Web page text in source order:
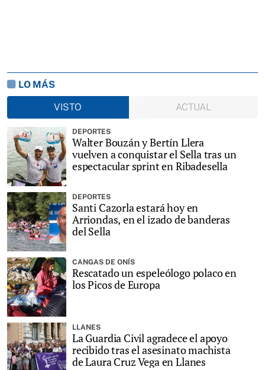
LO MÁS
VISTO
ACTUAL
DEPORTES
Walter Bouzán y Bertín Llera
vuelven a conquistar el Sella tras un
espectacular sprint en Ribadesella
DEPORTES
Santi Cazorla estará hoy en
Arriondas, en el izado de banderas
del Sella
CANGAS DE ONÍS
Rescatado un espeleólogo polaco en
los Picos de Europa
LLANES
La Guardia Civil agradece el apoyo
recibido tras el asesinato machista
de Laura Cruz Vega en Llanes